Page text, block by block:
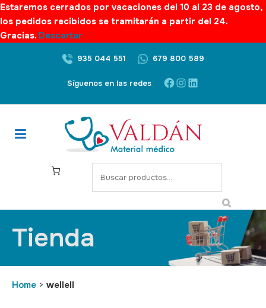
Estaremos cerrados por vacaciones del 10 al 23 de agosto,
los pedidos recibidos se tramitarán a partir del 24.
Gracias. Descartar
935 044 551 679 800 589
Síguenos en las redes
Tienda
Home > wellell